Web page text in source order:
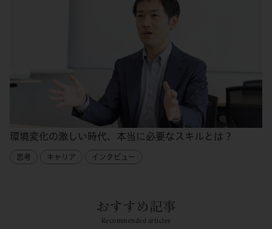
環境変化の激しい時代、本当に必要なスキルとは？
思考 キャリア インタビュー
おすすめ記事
Recommended articles